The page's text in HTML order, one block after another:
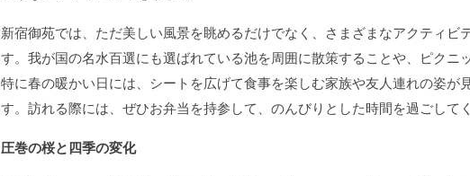
新宿御苑では、ただ美しい風景を眺めるだけでなく、さまざまなアクティビ
す。我が国の名水百選にも選ばれている池を周囲に散策することや、ピクニ
特に春の暖かい日には、シートを広げて食事を楽しむ家族や友人連れの姿が
す。訪れる際には、ぜひお弁当を持参して、のんびりとした時間を過ごしてく
圧巻の桜と四季の変化